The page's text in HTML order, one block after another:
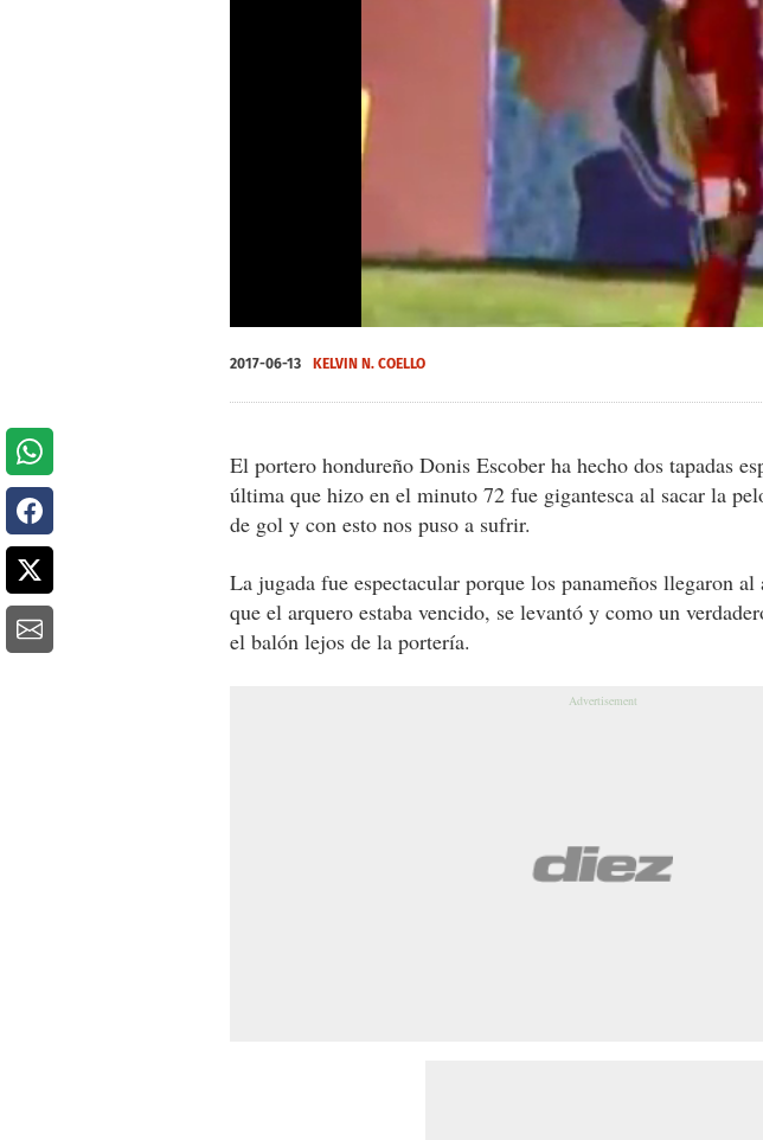
of
58
2017-06-13 KELVIN N. COELLO
El portero hondureño Donis Escober ha hecho dos tapadas
última que hizo en el minuto 72 fue gigantesca al sacar la
de gol y con esto nos puso a sufrir.
La jugada fue espectacular porque los panameños llegaron al
que el arquero estaba vencido, se levantó y como un
el balón lejos de la portería.